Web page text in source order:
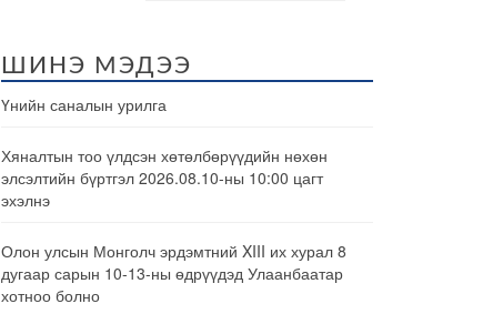
ШИНЭ МЭДЭЭ
Үнийн саналын урилга
Хяналтын тоо үлдсэн хөтөлбөрүүдийн нөхөн
элсэлтийн бүртгэл 2026.08.10-ны 10:00 цагт
эхэлнэ
Олон улсын Монголч эрдэмтний XIII их хурал 8
дугаар сарын 10-13-ны өдрүүдэд Улаанбаатар
хотноо болно